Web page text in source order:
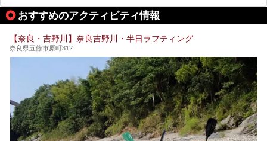
今回は、奈良で行けるおすすめのスーパー銭湯を5つご紹介
したいと思います。
す。また吉野山を含む「紀伊山地の霊場と参詣道」はユネス
コの世界遺産に登録されており、修験道の霊場として荘厳な
開湯300年と歴史のある霊験あらたかな吉野の湯で、春を感
今回は奈良県吉野のおすすめ温泉を紹介いたします！
おすすめのアクティビティ情報
【奈良・吉野川】奈良吉野川・半日ラフティング
奈良県五條市原町312